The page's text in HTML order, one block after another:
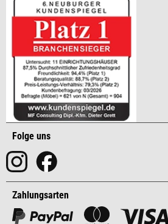
Folge uns
Zahlungsarten